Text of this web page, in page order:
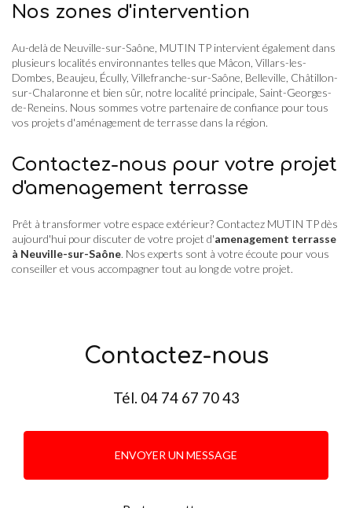
Nos zones d'intervention
Au-delà de Neuville-sur-Saône, MUTIN TP intervient également dans
plusieurs localités environnantes telles que Mâcon, Villars-les-
Dombes, Beaujeu, Écully, Villefranche-sur-Saône, Belleville, Châtillon-
sur-Chalaronne et bien sûr, notre localité principale, Saint-Georges-
de-Reneins. Nous sommes votre partenaire de confiance pour tous
vos projets d'aménagement de terrasse dans la région.
Contactez-nous pour votre projet
d'amenagement terrasse
Prêt à transformer votre espace extérieur? Contactez MUTIN TP dès
aujourd'hui pour discuter de votre projet d'amenagement terrasse
à Neuville-sur-Saône. Nos experts sont à votre écoute pour vous
conseiller et vous accompagner tout au long de votre projet.
Contactez-nous
Tél. 04 74 67 70 43
ENVOYER UN MESSAGE